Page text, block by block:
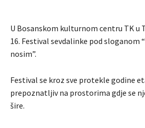
U Bosanskom kulturnom centru TK u
16. Festival sevdalinke pod sloganom
nosim”.
Festival se kroz sve protekle godine
prepoznatljiv na prostorima gdje se
šire.